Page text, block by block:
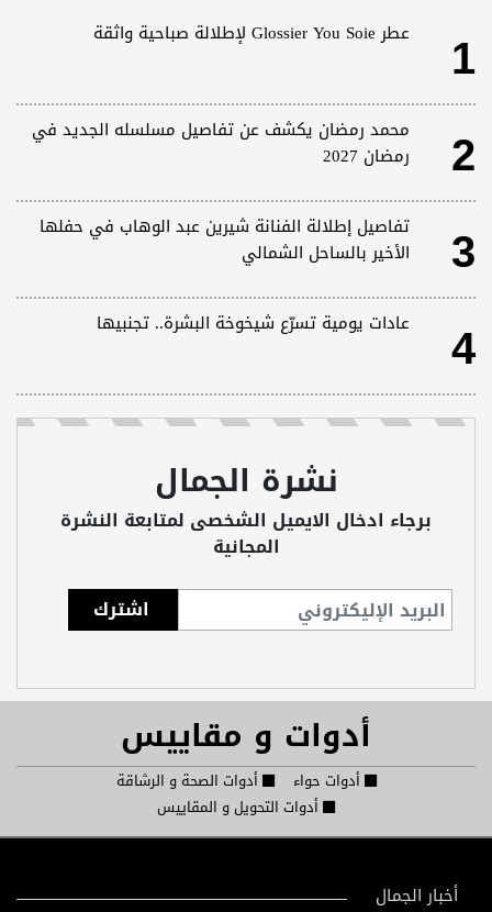
1 عطر Glossier You Soie لإطلالة صباحية واثقة
2
محمد رمضان يكشف عن تفاصيل مسلسله الجديد في
رمضان 2027
3
تفاصيل إطلالة الفنانة شيرين عبد الوهاب في حفلها
الأخير بالساحل الشمالي
4 عادات يومية تسرّع شيخوخة البشرة.. تجنبيها
نشرة الجمال
برجاء ادخال الايميل الشخصى لمتابعة النشرة
المجانية
أدوات و مقاييس
أدوات حواء
أدوات الصحة و الرشاقة
أدوات التحويل و المقاييس
أخبار الجمال